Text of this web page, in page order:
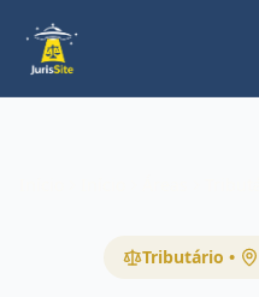
Tributário •